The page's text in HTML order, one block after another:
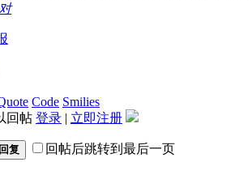
Code Smilies
回帖 登录 | 立即注册
复 回帖后跳转到最后一页